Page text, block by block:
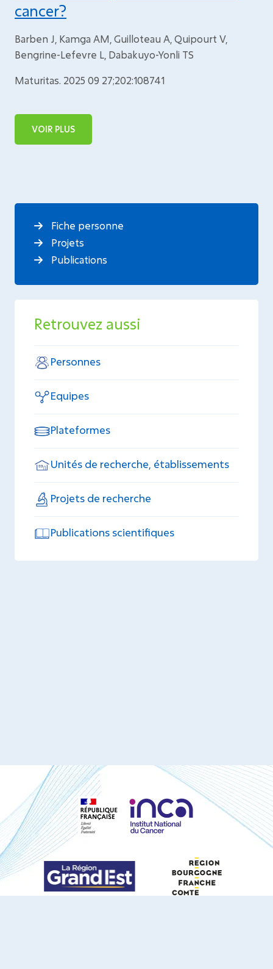
cancer?
Barben J, Kamga AM, Guilloteau A, Quipourt V,
Bengrine-Lefevre L, Dabakuyo-Yonli TS
Maturitas. 2025 09 27;202:108741
VOIR PLUS
Fiche personne
Projets
Publications
Retrouvez aussi
Personnes
Equipes
Plateformes
Unités de recherche, établissements
Projets de recherche
Publications scientifiques